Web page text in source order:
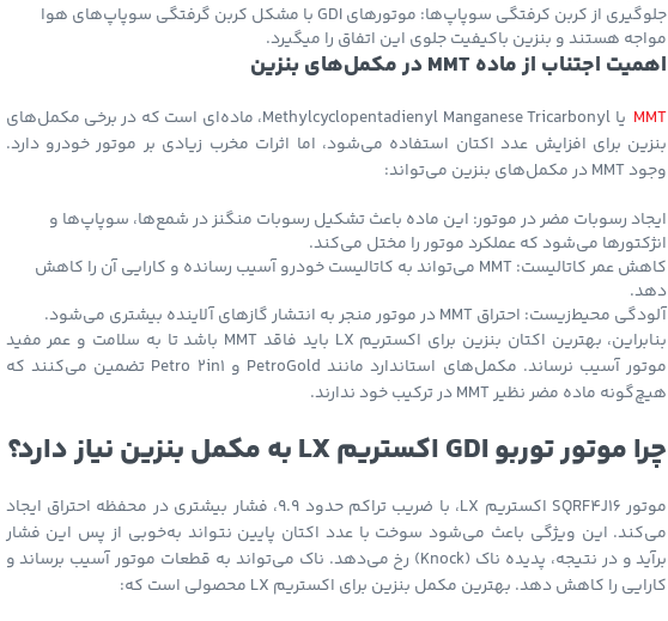
جلوگیری از کربن کرفتگی سوپاپ‌ها: موتورهای GDI با مشکل کربن گرفتگی سوپاپ‌های هوا
مواجه هستند و بنزین باکیفیت جلوی این اتفاق را میگیرد.
اهمیت اجتناب از ماده MMT در مکمل‌های بنزین
MMT
یا Methylcyclopentadienyl Manganese Tricarbonyl، ماده‌ای است که در برخی مکمل‌های
بنزین برای افزایش عدد اکتان استفاده می‌شود، اما اثرات مخرب زیادی بر موتور خودرو دارد.
وجود MMT در مکمل‌های بنزین می‌تواند:
ایجاد رسوبات مضر در موتور: این ماده باعث تشکیل رسوبات منگنز در شمع‌ها، سوپاپ‌ها و
انژکتورها می‌شود که عملکرد موتور را مختل می‌کند.
کاهش عمر کاتالیست: MMT می‌تواند به کاتالیست خودرو آسیب رسانده و کارایی آن را کاهش
دهد.
آلودگی محیط‌زیست: احتراق MMT در موتور منجر به انتشار گازهای آلاینده بیشتری می‌شود.
بنابراین، بهترین اکتان بنزین برای اکستریم LX باید فاقد MMT باشد تا به سلامت و عمر مفید
موتور آسیب نرساند. مکمل‌های استاندارد مانند PetroGold و Petro 2in1 تضمین می‌کنند که
هیچ‌گونه ماده مضر نظیر MMT در ترکیب خود ندارند.
چرا موتور توربو GDI اکستریم LX به مکمل بنزین نیاز دارد؟
موتور SQRF4J16 اکستریم LX، با ضریب تراکم حدود 9.9، فشار بیشتری در محفظه احتراق ایجاد
می‌کند. این ویژگی باعث می‌شود سوخت با عدد اکتان پایین نتواند به‌خوبی از پس این فشار
برآید و در نتیجه، پدیده ناک (Knock) رخ می‌دهد. ناک می‌تواند به قطعات موتور آسیب برساند و
کارایی را کاهش دهد. بهترین مکمل بنزین برای اکستریم LX محصولی است که: